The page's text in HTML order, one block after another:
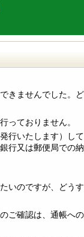
きませんでした。ど
っておりません。
行いたします）し
行又は郵便局での
いのですが、どうす
ご確認は、通帳へ